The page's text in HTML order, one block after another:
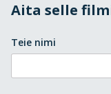
Aita selle
Teie nimi